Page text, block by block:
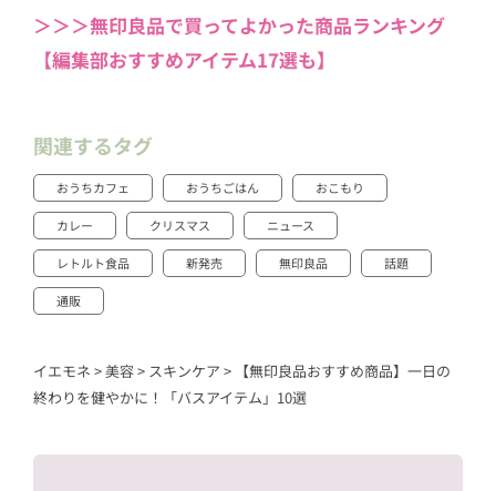
＞＞＞無印良品で買ってよかった商品ランキング
【編集部おすすめアイテム17選も】
関連するタグ
おうちカフェ おうちごはん おこもり
カレー クリスマス ニュース
レトルト食品 新発売 無印良品 話題
通販
イエモネ >美容> スキンケア > 【無印良品おすすめ商品】一日の
終わりを健やかに！「バスアイテム」10選